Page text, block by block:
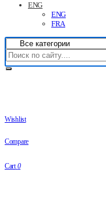
ENG
ENG
FRA
Wishlist
Compare
Cart 0